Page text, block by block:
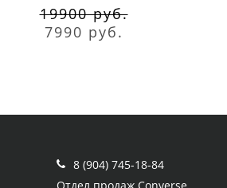
19900 руб.
7990 руб.
8 (904) 745-18-84
Отдел продаж Converse